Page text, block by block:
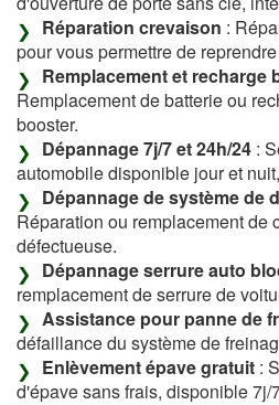
Réparation crevaison :
pour vous permettre de
Remplacement et recharge
Remplacement de batterie ou
booster.
Dépannage 7j/7 et 24h/24 :
automobile disponible jour et
Dépannage de système de
Réparation ou remplacement de
défectueuse.
Dépannage serrure auto
remplacement de serrure de
Assistance pour panne de
défaillance du système de
Enlèvement épave gratuit :
d'épave sans frais, disponible 7j/